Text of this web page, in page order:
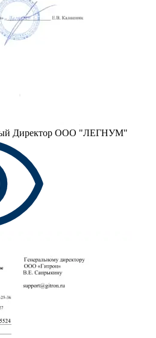
Директор ООО "ЛЕГНУМ"